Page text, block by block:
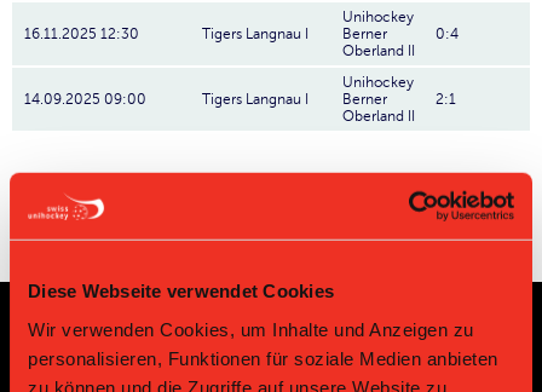
Diese Webseite verwendet Cookies
Wir verwenden Cookies, um Inhalte und Anzeigen zu
personalisieren, Funktionen für soziale Medien anbieten
zu können und die Zugriffe auf unsere Website zu
16.11.2025 12:30 Tigers Langnau I
Unihockey
Berner
Oberland II
0:4
14.09.2025 09:00 Tigers Langnau I
Unihockey
Berner
Oberland II
2:1
Sponsoren und Partner